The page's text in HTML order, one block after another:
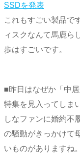
SSDを発表
これもすごい製品で
ィスクなんて馬鹿ら
歩はすごいです。
■昨日はなぜか「中
特集を見入ってしま
しなファンに婚約不
の騒動がきっかけて
いものがありますね